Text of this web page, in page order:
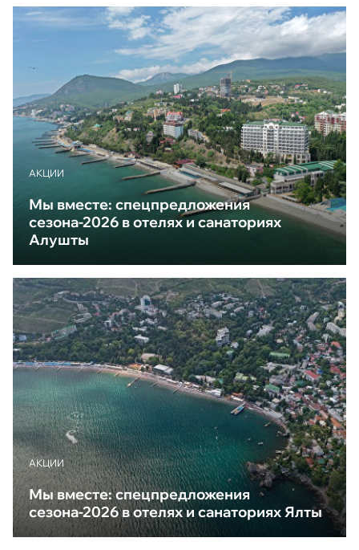
АКЦИИ
Мы вместе: спецпредложения
сезона-2026 в отелях и санаториях
Алушты
АКЦИИ
Мы вместе: спецпредложения
сезона-2026 в отелях и санаториях Ялты